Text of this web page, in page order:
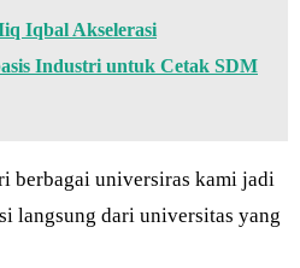
Iqbal Akselerasi
Industri untuk Cetak SDM
berbagai universiras kami jadi
langsung dari universitas yang